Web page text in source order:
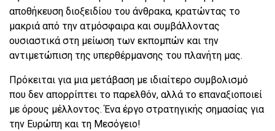
αποθήκευση διοξειδίου του άνθρακα, κρατώντας το
μακριά από την ατμόσφαιρα και συμβάλλοντας
ουσιαστικά στη μείωση των εκπομπών και την
αντιμετώπιση της υπερθέρμανσης του πλανήτη μας.
Πρόκειται για μια μετάβαση με ιδιαίτερο συμβολισμό
που δεν απορρίπτει το παρελθόν, αλλά το επαναξιοποιεί
με όρους μέλλοντος. Ένα έργο στρατηγικής σημασίας για
την Ευρώπη και τη Μεσόγειο!